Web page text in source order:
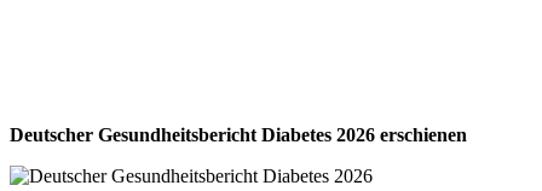
Deutscher Gesundheitsbericht Diabetes 2026 erschienen